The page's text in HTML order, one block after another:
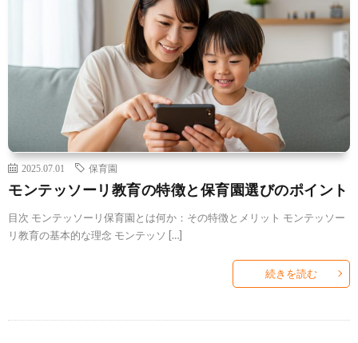
2025.07.01 保育園
モンテッソーリ教育の特徴と保育園選びのポイント
目次 モンテッソーリ保育園とは何か：その特徴とメリット モンテッソー
リ教育の基本的な理念 モンテッソ […]
続きを読む